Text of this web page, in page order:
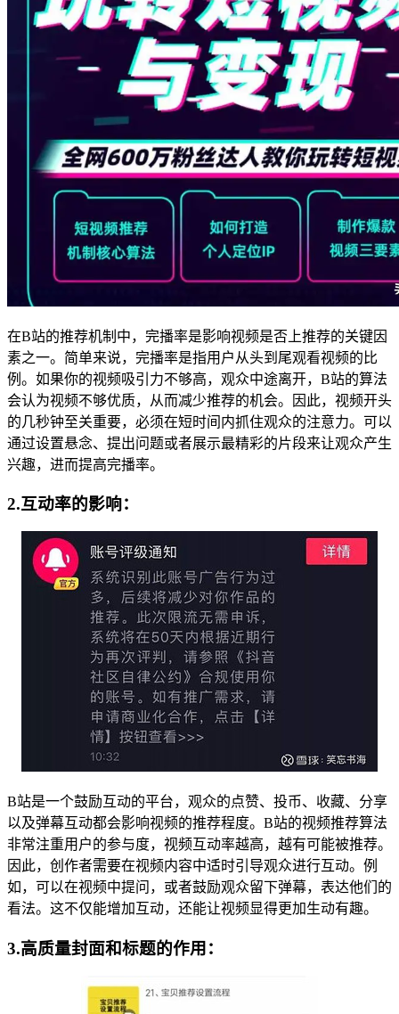
在B站的推荐机制中，完播率是影响视频是否上推荐的关键因
素之一。简单来说，完播率是指用户从头到尾观看视频的比
例。如果你的视频吸引力不够高，观众中途离开，B站的算法
会认为视频不够优质，从而减少推荐的机会。因此，视频开头
的几秒钟至关重要，必须在短时间内抓住观众的注意力。可以
通过设置悬念、提出问题或者展示最精彩的片段来让观众产生
兴趣，进而提高完播率。
2.互动率的影响：
B站是一个鼓励互动的平台，观众的点赞、投币、收藏、分享
以及弹幕互动都会影响视频的推荐程度。B站的视频推荐算法
非常注重用户的参与度，视频互动率越高，越有可能被推荐。
因此，创作者需要在视频内容中适时引导观众进行互动。例
如，可以在视频中提问，或者鼓励观众留下弹幕，表达他们的
看法。这不仅能增加互动，还能让视频显得更加生动有趣。
3.高质量封面和标题的作用：